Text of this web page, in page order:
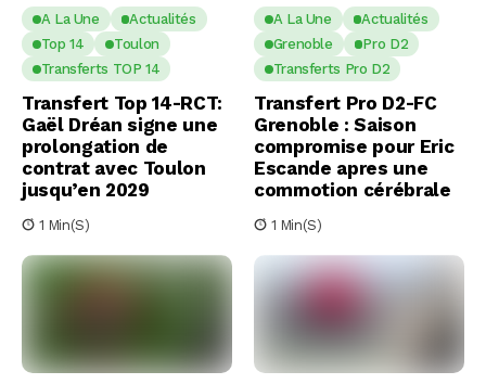
A La Une
Actualités
Top 14
Toulon
Transferts TOP 14
Transfert Top 14-RCT:
Gaël Dréan signe une
prolongation de
contrat avec Toulon
jusqu’en 2029
1 Min(s)
A La Une
Actualités
Grenoble
Pro D2
Transferts Pro D2
Transfert Pro D2-FC
Grenoble : Saison
compromise pour Eric
Escande apres une
commotion cérébrale
1 Min(s)